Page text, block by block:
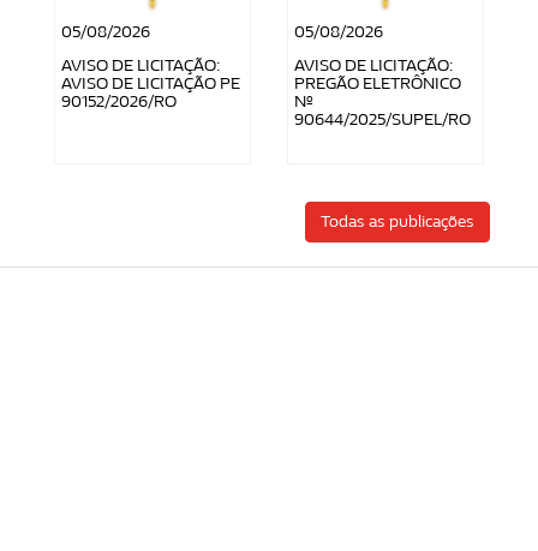
05/08/2026
AVISO DE LICITAÇÃO:
AVISO DE LICITAÇÃO PE
90152/2026/RO
05/08/2026
AVISO DE LICITAÇÃO:
PREGÃO ELETRÔNICO
Nº
90644/2025/SUPEL/RO
Todas as publicações